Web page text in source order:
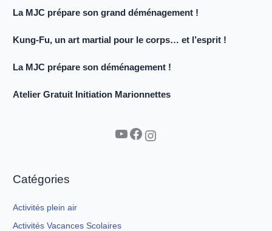
La MJC prépare son grand déménagement !
Kung-Fu, un art martial pour le corps… et l’esprit !
La MJC prépare son déménagement !
Atelier Gratuit Initiation Marionnettes
YouTube Facebook Instagram
Catégories
Activités plein air
Activités Vacances Scolaires